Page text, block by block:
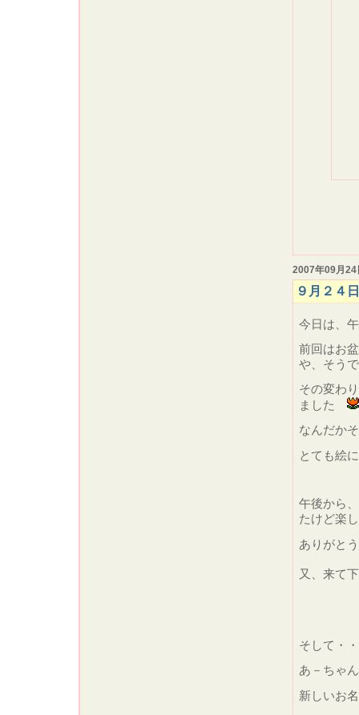
2007年09月24
９月２４日
今日は、
前回はお
や、そう
その変わ
ました
なんだか
とても絵
午後から
たけど楽
ありがと
又、来て
そして・
あ－ちゃ
新しいお